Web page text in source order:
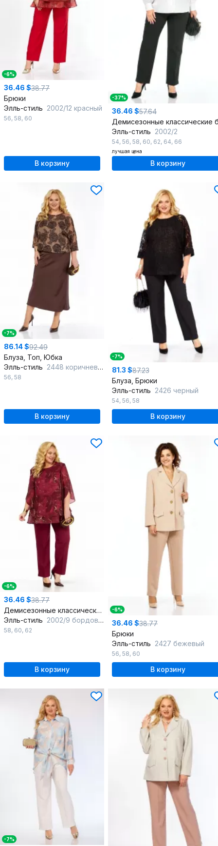
-6%
36.46 $38.77
Брюки
Элль-стиль 2002/12 красный
56, 58, 60
В корзину
-37%
36.46 $57.64
Элль-стиль 2002/2
54, 56, 58, 60, 62, 64, 66
лучшая цена
В корзину
-7%
86.14 $92.49
Блуза, Топ, Юбка
Элль-стиль 2448 коричневый
56, 58
В корзину
-7%
81.3 $87.23
Блуза, Брюки
Элль-стиль 2426 черный
54, 56, 58
В корзину
-6%
36.46 $38.77
Демисезонные классические брюки с зауженным к низу кроем
Элль-стиль 2002/9 бордовый
58, 60, 62
В корзину
-6%
36.46 $38.77
Брюки
Элль-стиль 2427 бежевый
56, 58, 60
В корзину
-7%